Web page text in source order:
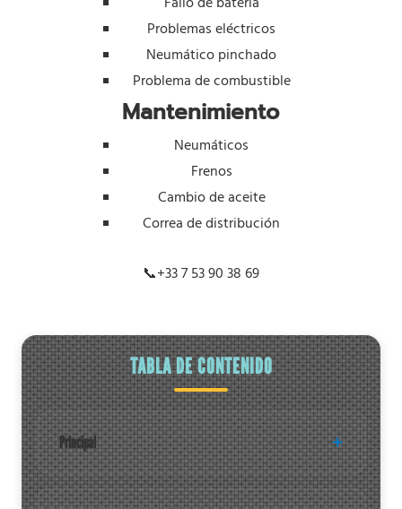
Problemas eléctricos
Neumático pinchado
Problema de combustible
Mantenimiento
Neumáticos
Frenos
Cambio de aceite
Correa de distribución
📞+33 7 53 90 38 69
TABLA DE CONTENIDO
Principal